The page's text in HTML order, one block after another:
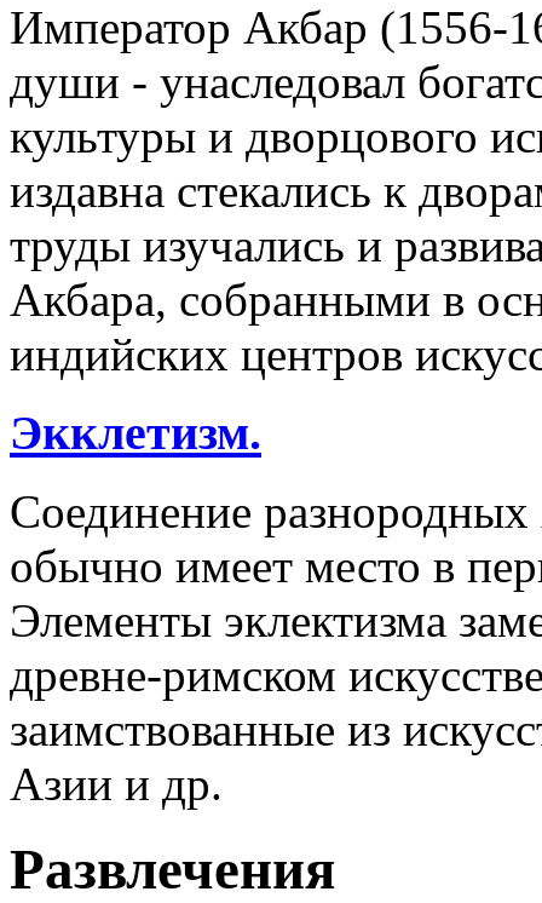
Император Акбар (1556-
души - унаследовал
культуры и дворцового
издавна стекались к
труды изучались и
Акбара, собранными в
индийских центров
Экклетизм.
Соединение
обычно имеет место в
Элементы эклектизма
древне-римском
заимствованные из
Азии и др.
Развлечения